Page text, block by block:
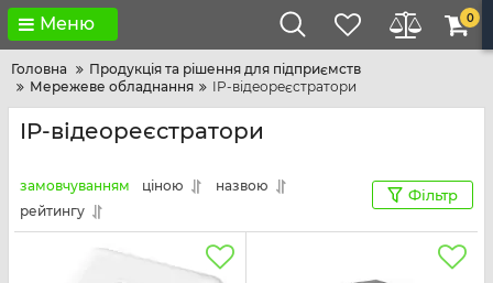
Меню 0
Головна
Продукція та рішення для підприємств
Мережеве обладнання
IP-відеореєстратори
IP-відеореєстратори
замовчуванням ціною
назвою
рейтингу
Фільтр